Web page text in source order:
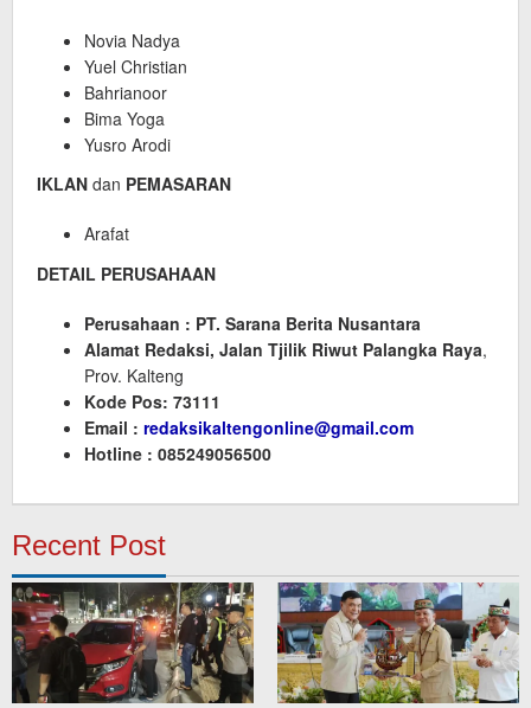
Novia Nadya
Yuel Christian
Bahrianoor
Bima Yoga
Yusro Arodi
IKLAN dan PEMASARAN
Arafat
DETAIL PERUSAHAAN
Perusahaan : PT. Sarana Berita Nusantara
Alamat Redaksi, Jalan Tjilik Riwut Palangka Raya,
Prov. Kalteng
Kode Pos: 73111
Email : redaksikaltengonline@gmail.com
Hotline : 085249056500
Recent Post